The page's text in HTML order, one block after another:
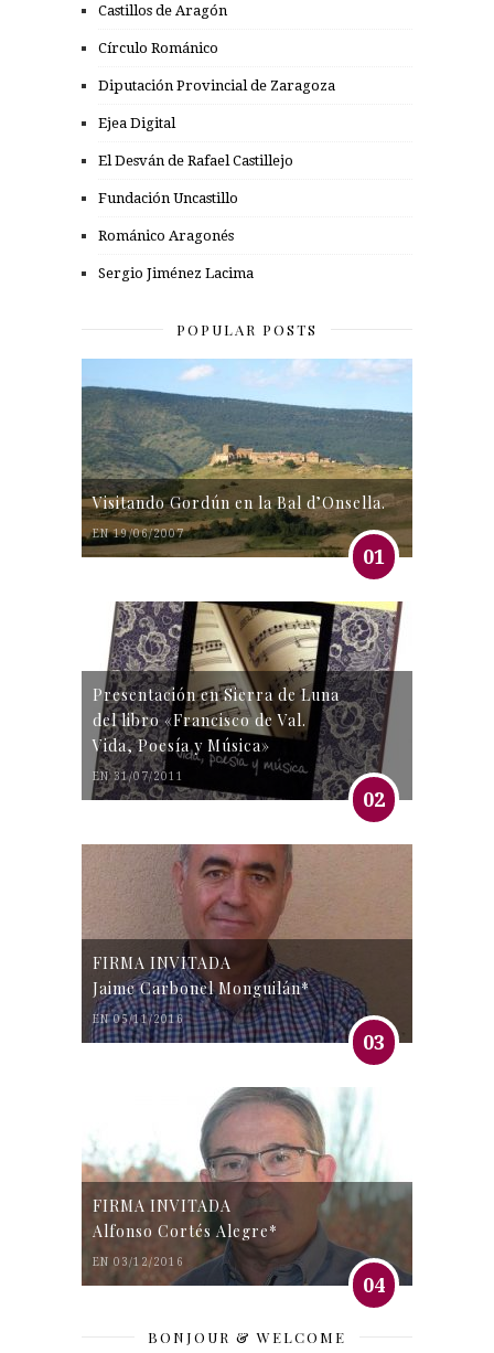
Castillos de Aragón
Círculo Románico
Diputación Provincial de Zaragoza
Ejea Digital
El Desván de Rafael Castillejo
Fundación Uncastillo
Románico Aragonés
Sergio Jiménez Lacima
POPULAR POSTS
Visitando Gordún en la Bal d’Onsella.
EN 19/06/2007
01
Presentación en Sierra de Luna
del libro «Francisco de Val.
Vida, Poesía y Música»
EN 31/07/2011
02
FIRMA INVITADA
Jaime Carbonel Monguilán*
EN 05/11/2016
03
FIRMA INVITADA
Alfonso Cortés Alegre*
EN 03/12/2016
04
BONJOUR & WELCOME